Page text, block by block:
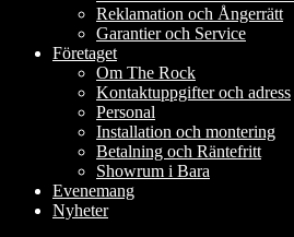
Reklamation och Ångerrätt
Garantier och Service
Företaget
Om The Rock
Kontaktuppgifter och adress
Personal
Installation och montering
Betalning och Räntefritt
Showrum i Bara
Evenemang
Nyheter